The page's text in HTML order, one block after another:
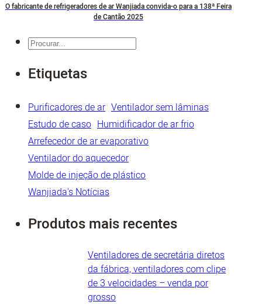
O fabricante de refrigeradores de ar Wanjiada convida-o para a 138ª Feira
de Cantão 2025
Pesquisar
Etiquetas
Purificadores de ar Ventilador sem lâminas
Estudo de caso Humidificador de ar frio
Arrefecedor de ar evaporativo
Ventilador do aquecedor
Molde de injeção de plástico
Wanjiada's Notícias
Produtos mais recentes
Ventiladores de secretária diretos
da fábrica, ventiladores com clipe
de 3 velocidades – venda por
grosso